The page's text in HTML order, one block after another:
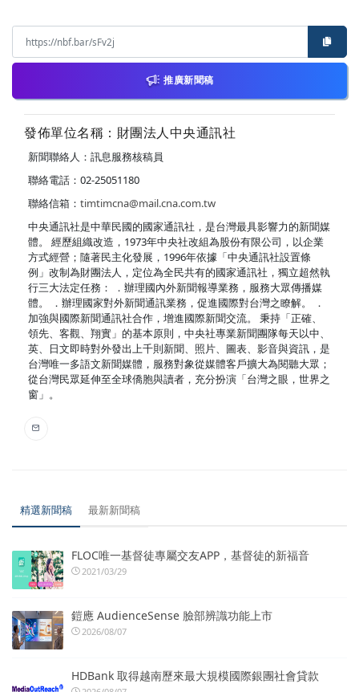
推廣新聞稿
發佈單位名稱：財團法人中央通訊社
新聞聯絡人：訊息服務核稿員
聯絡電話：02-25051180
聯絡信箱： timtimcna@mail.cna.com.tw
中央通訊社是中華民國的國家通訊社，是台灣最具影響力的新聞媒
體。 經歷組織改造，1973年中央社改組為股份有限公司，以企業
方式經營；隨著民主化發展，1996年依據「中央通訊社設置條
例」改制為財團法人，定位為全民共有的國家通訊社，獨立超然執
行三大法定任務： ．辦理國內外新聞報導業務，服務大眾傳播媒
體。 ．辦理國家對外新聞通訊業務，促進國際對台灣之瞭解。 ．
加強與國際新聞通訊社合作，增進國際新聞交流。 秉持「正確、
領先、客觀、翔實」的基本原則，中央社專業新聞團隊每天以中、
英、日文即時對外發出上千則新聞、照片、圖表、影音與資訊，是
台灣唯一多語文新聞媒體，服務對象從媒體客戶擴大為閱聽大眾；
從台灣民眾延伸至全球僑胞與讀者，充分扮演「台灣之眼，世界之
窗」。
精選新聞稿 最新新聞稿
FLOC唯一基督徒專屬交友APP，基督徒的新福音
2021/03/29
鎧應 AudienceSense 臉部辨識功能上市
2026/08/07
HDBank 取得越南歷來最大規模國際銀團社會貸款